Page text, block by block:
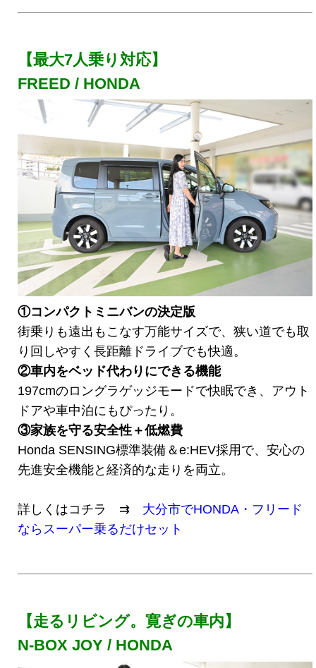
【最大7人乗り対応】
FREED / HONDA
①コンパクトミニバンの決定版
街乗りも遠出もこなす万能サイズで、狭い道でも取
り回しやすく長距離ドライブでも快適。
②車内をベッド代わりにできる機能
197cmのロングラゲッジモードで快眠でき、アウト
ドアや車中泊にもぴったり。
③家族を守る安全性＋低燃費
Honda SENSING標準装備＆e:HEV採用で、安心の
先進安全機能と経済的な走りを両立。
詳しくはコチラ ⇉ 大分市でHONDA・フリード
ならスーパー乗るだけセット
【走るリビング。寛ぎの車内】
N-BOX JOY / HONDA